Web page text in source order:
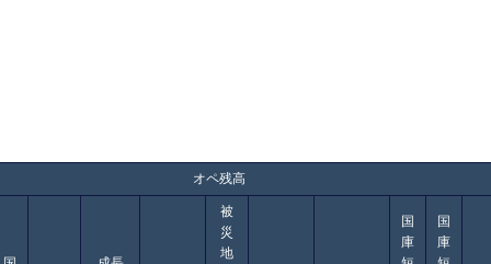
オペ残高
被
災
地
国
庫
国
庫